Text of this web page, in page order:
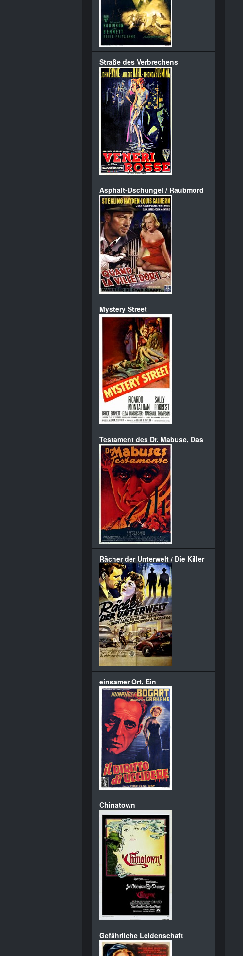
Straße des Verbrechens
Asphalt-Dschungel / Raubmord
Mystery Street
Testament des Dr. Mabuse, Das
Rächer der Unterwelt / Die Killer
einsamer Ort, Ein
Chinatown
Gefährliche Leidenschaft